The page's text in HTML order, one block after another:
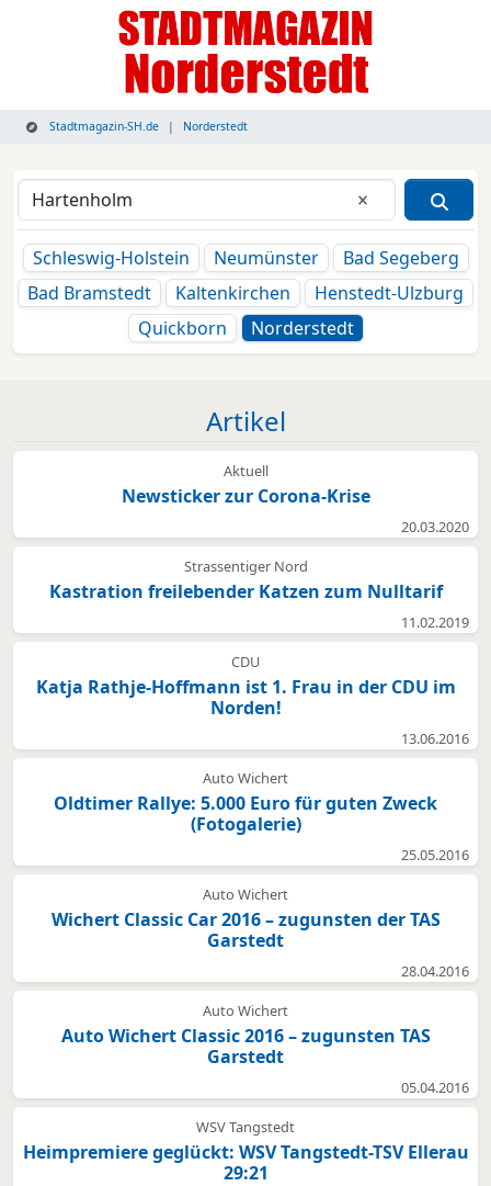
Stadtmagazin-SH.de Norderstedt
Eingabe
Schleswig-Holstein
Neumünster
Bad Segeberg
Bad Bramstedt
Kaltenkirchen
Henstedt-Ulzburg
Quickborn
Norderstedt
Artikel
Aktuell
Newsticker zur Corona-Krise
20.03.2020
Strassentiger Nord
Kastration freilebender Katzen zum Nulltarif
11.02.2019
CDU
Katja Rathje-Hoffmann ist 1. Frau in der CDU im
Norden!
13.06.2016
Auto Wichert
Oldtimer Rallye: 5.000 Euro für guten Zweck
(Fotogalerie)
25.05.2016
Auto Wichert
Wichert Classic Car 2016 – zugunsten der TAS
Garstedt
28.04.2016
Auto Wichert
Auto Wichert Classic 2016 – zugunsten TAS
Garstedt
05.04.2016
WSV Tangstedt
Heimpremiere geglückt: WSV Tangstedt-TSV Ellerau
29:21